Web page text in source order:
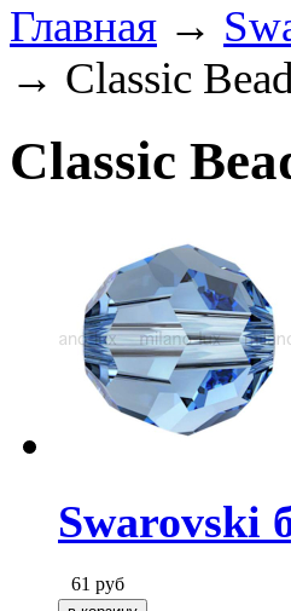
Главная →
→ Classic
Classic
Swarovski
61 руб